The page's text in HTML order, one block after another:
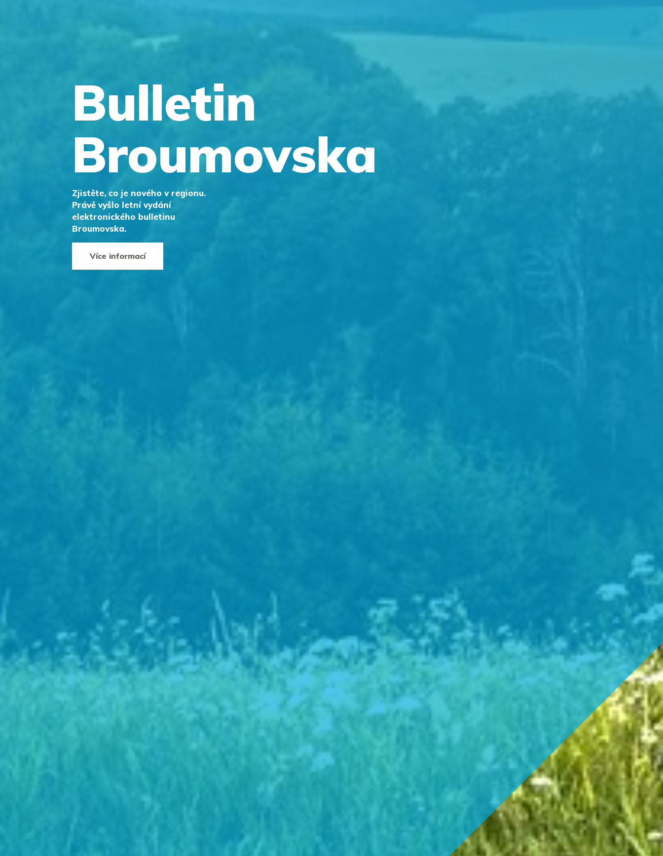
Bulletin
Broumovska
Zjistěte, co je nového v regionu.
Právě vyšlo letní vydání
elektronického bulletinu
Broumovska.
Více informací